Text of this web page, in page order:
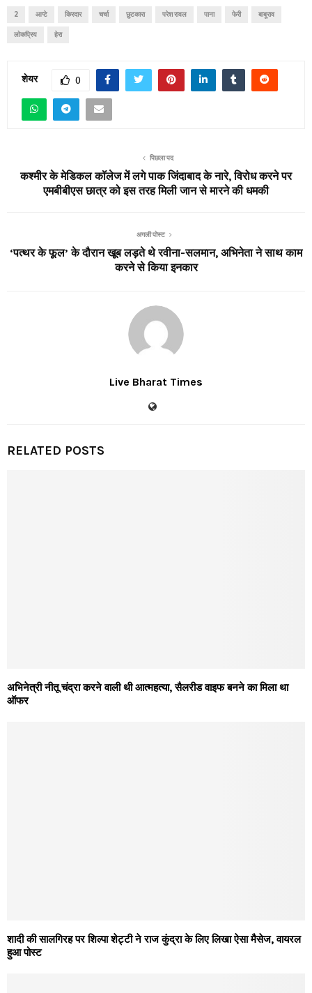
2 आप्टे किरदार चर्चा छुटकारा परेश रावल पाना फेरी बाबूराव
लोकप्रिय हेरा
शेयर 0
पिछला पद
कश्मीर के मेडिकल कॉलेज में लगे पाक जिंदाबाद के नारे, विरोध करने पर
एमबीबीएस छात्र को इस तरह मिली जान से मारने की धमकी
अगली पोस्ट
‘पत्थर के फूल’ के दौरान खूब लड़ते थे रवीना-सलमान, अभिनेता ने साथ काम
करने से किया इनकार
Live Bharat Times
RELATED POSTS
अभिनेत्री नीतू चंद्रा करने वाली थी आत्महत्या, सैलरीड वाइफ बनने का मिला था
ऑफर
शादी की सालगिरह पर शिल्पा शेट्टी ने राज कुंद्रा के लिए लिखा ऐसा मैसेज, वायरल
हुआ पोस्ट